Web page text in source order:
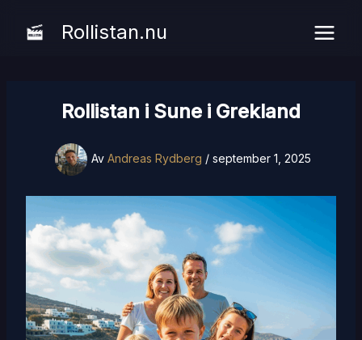
Rollistan.nu
Rollistan i Sune i Grekland
Av Andreas Rydberg / september 1, 2025